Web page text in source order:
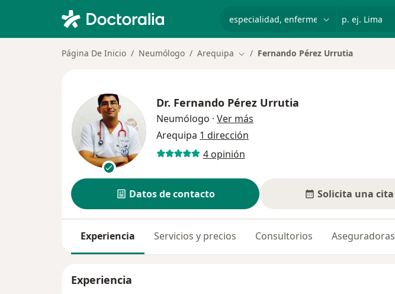
Página De Inicio Neumólogo Arequipa Cambiar de ciudad
Fernando Pérez Urrutia
Dr. Fernando Pérez Urrutia
Neumólogo · Ver más
Arequipa 1 dirección
4 opinión
Datos de contacto Solicita una cita
Experiencia Servicios y precios Consultorios Aseguradoras
Experiencia